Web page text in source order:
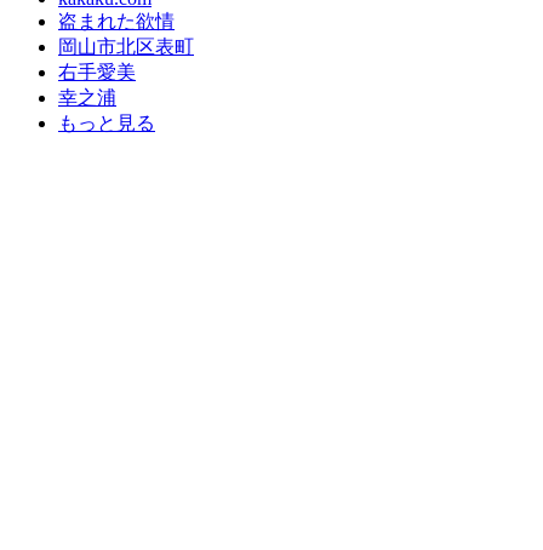
盗まれた欲情
岡山市北区表町
右手愛美
幸之浦
もっと見る